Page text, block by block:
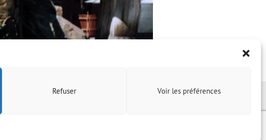
Refuser Voir les préférences